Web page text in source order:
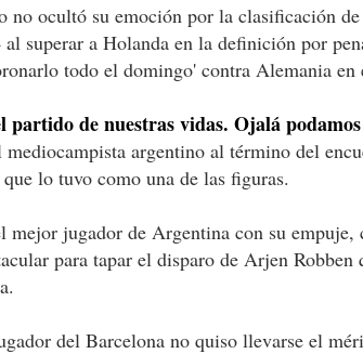
no ocultó su emoción por la clasificación
superar a Holanda en la definición por
todo el domingo' contra Alemania en
partido de nuestras vidas. Ojalá
argentino al término del
lo tuvo como una de las figuras.
mejor jugador de Argentina con su
para tapar el disparo de Arjen Robben
del Barcelona no quiso llevarse el